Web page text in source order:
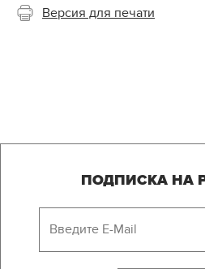
Версия для печати
ПОДПИСКА НА